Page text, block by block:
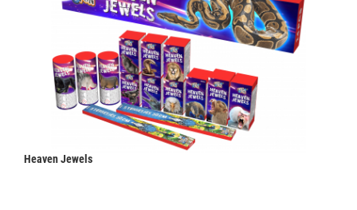
Heaven Jewels